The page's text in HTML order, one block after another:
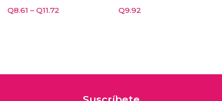
Q8.61 – Q11.72 Q9.92